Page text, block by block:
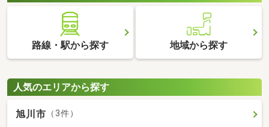
路線・駅から探す 地域から探す
人気のエリアから探す
旭川市 （3件）